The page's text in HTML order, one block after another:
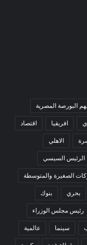
البورصة المصرية
افريقيا اقتصاد
الاهلي
الرئيس السيسي
الصغيرة والمتوسطة
بحري بنوك
رئيس مجلس الوزراء
سينما عالمية